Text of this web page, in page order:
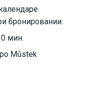
бронировании.
мин.
Můstek